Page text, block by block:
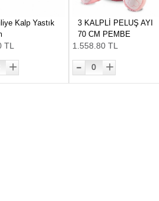
Kalp Yastık
TL
+
3 KALPLİ PELUŞ AYI
70 CM PEMBE
1.558.80 TL
- 0 +